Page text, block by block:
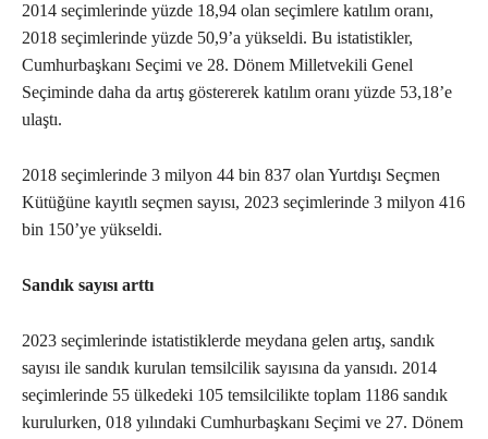
2014 seçimlerinde yüzde 18,94 olan seçimlere katılım oranı,
2018 seçimlerinde yüzde 50,9’a yükseldi. Bu istatistikler,
Cumhurbaşkanı Seçimi ve 28. Dönem Milletvekili Genel
Seçiminde daha da artış göstererek katılım oranı yüzde 53,18’e
ulaştı.
2018 seçimlerinde 3 milyon 44 bin 837 olan Yurtdışı Seçmen
Kütüğüne kayıtlı seçmen sayısı, 2023 seçimlerinde 3 milyon 416
bin 150’ye yükseldi.
Sandık sayısı arttı
2023 seçimlerinde istatistiklerde meydana gelen artış, sandık
sayısı ile sandık kurulan temsilcilik sayısına da yansıdı. 2014
seçimlerinde 55 ülkedeki 105 temsilcilikte toplam 1186 sandık
kurulurken, 018 yılındaki Cumhurbaşkanı Seçimi ve 27. Dönem